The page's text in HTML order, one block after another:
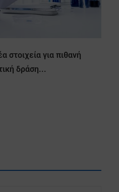
στοιχεία για πιθανή
δράση...